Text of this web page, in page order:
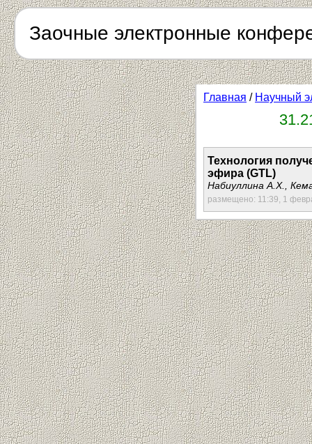
Заочные электронные
Главная / Научный
Технология
эфира (GTL)
Набиуллина А.Х.,
размещено: 11:39, 1